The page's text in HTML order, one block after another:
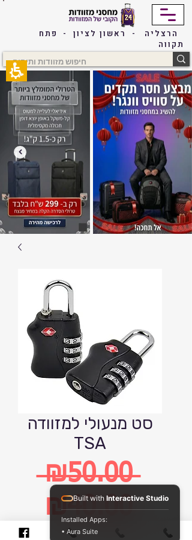
The
page,
click
to
move
the
main
Content
הרצליה - ראשון לציון - פתח
תקווה
סט מנעולי למזוודה
TSA
₪50.00
Regular
₪40.00
Built with Interactive Studio
Installed Apps:
• Aura Suite